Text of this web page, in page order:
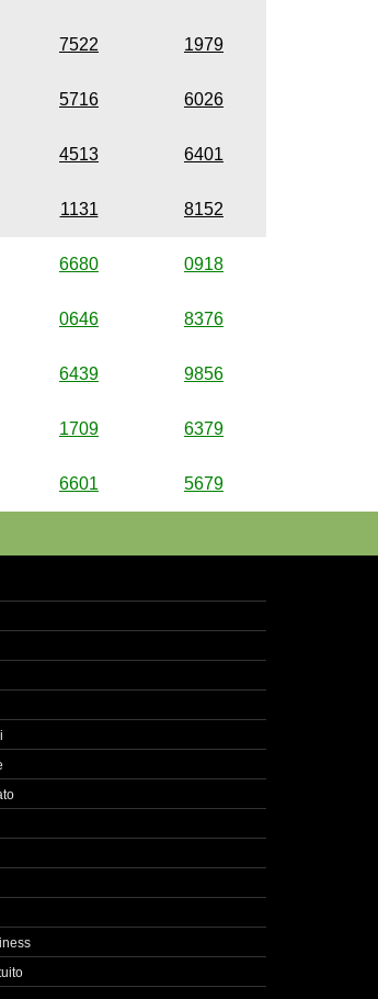
7522 1979
5716 6026
4513 6401
1131 8152
6680 0918
0646 8376
6439 9856
1709 6379
6601 5679